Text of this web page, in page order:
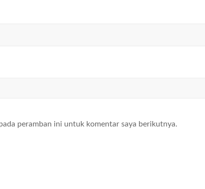
peramban ini untuk komentar saya berikutnya.